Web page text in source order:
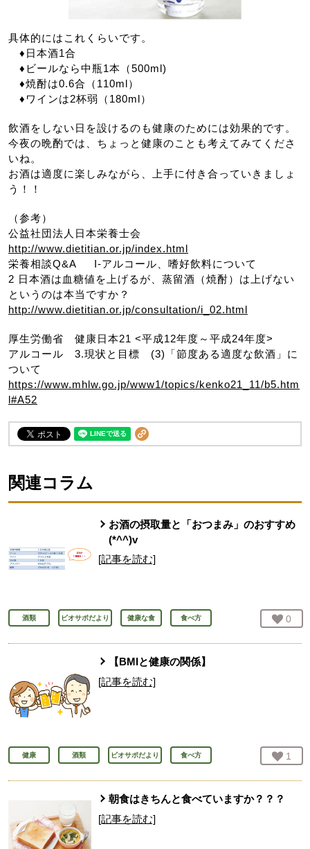
具体的にはこれくらいです。
♦日本酒1合
♦ビールなら中瓶1本（500ml)
♦焼酎は0.6合（110ml）
♦ワインは2杯弱（180ml）
飲酒をしない日を設けるのも健康のためには効果的です。
今夜の晩酌では、ちょっと健康のことも考えてみてくださ
いね。
お酒は適度に楽しみながら、上手に付き合っていきましょ
う！！
（参考）
公益社団法人日本栄養士会
http://www.dietitian.or.jp/index.html
栄養相談Q&A I-アルコール、嗜好飲料について
2 日本酒は血糖値を上げるが、蒸留酒（焼酎）は上げない
というのは本当ですか？
http://www.dietitian.or.jp/consultation/i_02.html
厚生労働省 健康日本21 <平成12年度～平成24年度>
アルコール 3.現状と目標 (3)「節度ある適度な飲酒」に
ついて
https://www.mhlw.go.jp/www1/topics/kenko21_11/b5.htm
l#A52
関連コラム
お酒の摂取量と「おつまみ」のおすすめ
(*^^)v
[記事を読む]
酒類 ビオサポだより 健康な食 食べ方 お気
0
【BMIと健康の関係】
[記事を読む]
健康 酒類 ビオサポだより 食べ方 お気
1
朝食はきちんと食べていますか？？？
[記事を読む]